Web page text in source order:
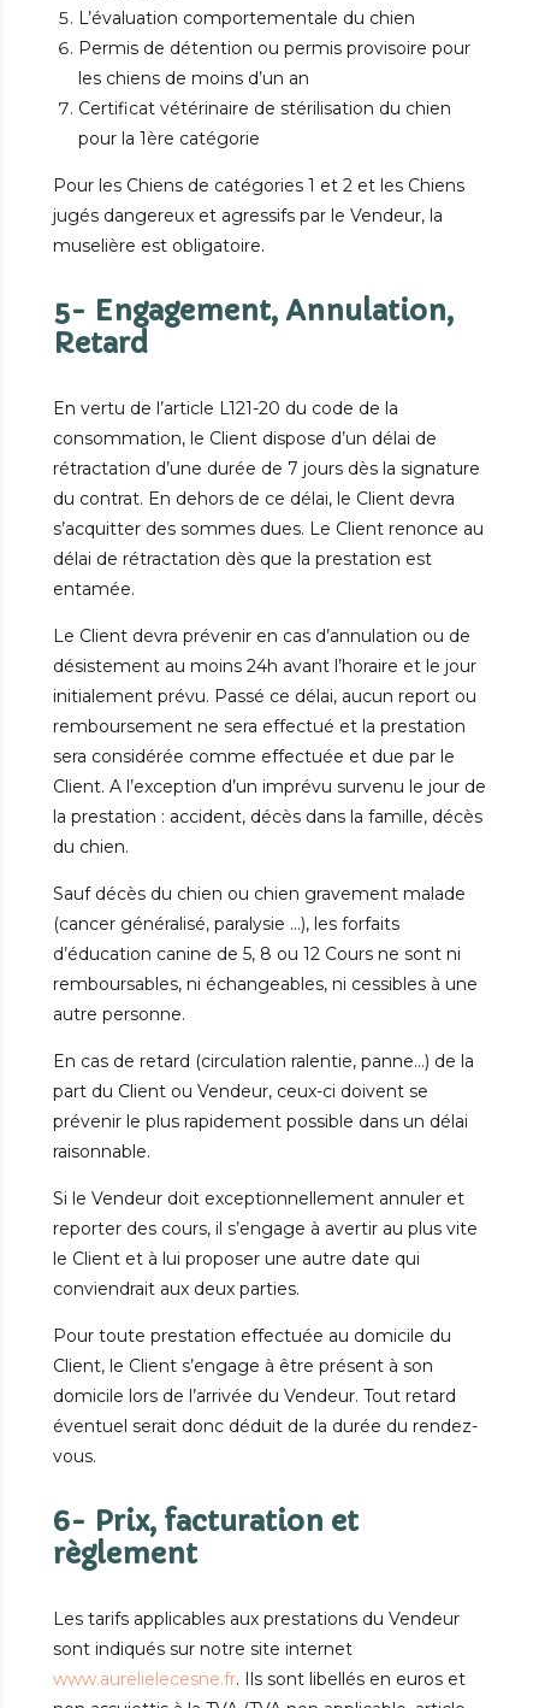
L’évaluation comportementale du chien
Permis de détention ou permis provisoire pour
les chiens de moins d’un an
Certificat vétérinaire de stérilisation du chien
pour la 1ère catégorie
Pour les Chiens de catégories 1 et 2 et les Chiens
jugés dangereux et agressifs par le Vendeur, la
muselière est obligatoire.
5- Engagement, Annulation,
Retard
En vertu de l’article L121-20 du code de la
consommation, le Client dispose d’un délai de
rétractation d’une durée de 7 jours dès la signature
du contrat. En dehors de ce délai, le Client devra
s’acquitter des sommes dues. Le Client renonce au
délai de rétractation dès que la prestation est
entamée.
Le Client devra prévenir en cas d’annulation ou de
désistement au moins 24h avant l’horaire et le jour
initialement prévu. Passé ce délai, aucun report ou
remboursement ne sera effectué et la prestation
sera considérée comme effectuée et due par le
Client. A l’exception d’un imprévu survenu le jour de
la prestation : accident, décès dans la famille, décès
du chien.
Sauf décès du chien ou chien gravement malade
(cancer généralisé, paralysie …), les forfaits
d’éducation canine de 5, 8 ou 12 Cours ne sont ni
remboursables, ni échangeables, ni cessibles à une
autre personne.
En cas de retard (circulation ralentie, panne…) de la
part du Client ou Vendeur, ceux-ci doivent se
prévenir le plus rapidement possible dans un délai
raisonnable.
Si le Vendeur doit exceptionnellement annuler et
reporter des cours, il s’engage à avertir au plus vite
le Client et à lui proposer une autre date qui
conviendrait aux deux parties.
Pour toute prestation effectuée au domicile du
Client, le Client s’engage à être présent à son
domicile lors de l’arrivée du Vendeur. Tout retard
éventuel serait donc déduit de la durée du rendez-
vous.
6- Prix, facturation et
règlement
Les tarifs applicables aux prestations du Vendeur
sont indiqués sur notre site internet
www.aurelielecesne.fr. Ils sont libellés en euros et